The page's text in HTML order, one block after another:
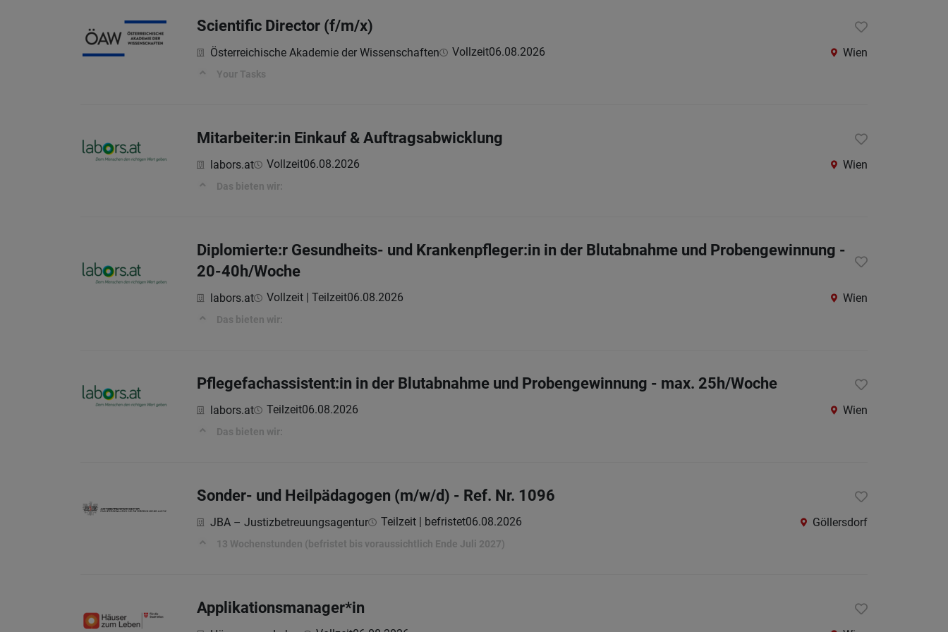
Scientific Director (f/m/x)
Österreichische Akademie der Wissenschaften Vollzeit06.08.2026 Wien
Your Tasks
Mitarbeiter:in Einkauf & Auftragsabwicklung
labors.at Vollzeit06.08.2026 Wien
Das bieten wir:
Diplomierte:r Gesundheits- und Krankenpfleger:in in der Blutabnahme und Probengewinnung -
20-40h/Woche
labors.at Vollzeit | Teilzeit06.08.2026 Wien
Das bieten wir:
Pflegefachassistent:in in der Blutabnahme und Probengewinnung - max. 25h/Woche
labors.at Teilzeit06.08.2026 Wien
Das bieten wir:
Sonder- und Heilpädagogen (m/w/d) - Ref. Nr. 1096
JBA – Justizbetreuungsagentur Teilzeit | befristet06.08.2026 Göllersdorf
13 Wochenstunden (befristet bis voraussichtlich Ende Juli 2027)
Applikationsmanager*in